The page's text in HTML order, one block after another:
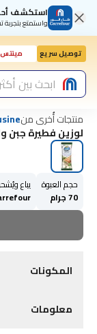
استكشف
واستمتع
توصيل سريع مينتس
اليوم, 10:00 صابحث بين
منتجات أُخرى من
لوزين فطيرة جبن والزعتر
حجم العبوة
70 جرام
يباع
المكونات
معلومات